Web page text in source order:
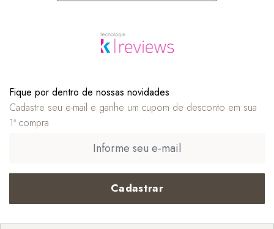
Fique por dentro de nossas novidades
Cadastre seu e-mail e ganhe um cupom de desconto em sua
1ª compra
Cadastrar